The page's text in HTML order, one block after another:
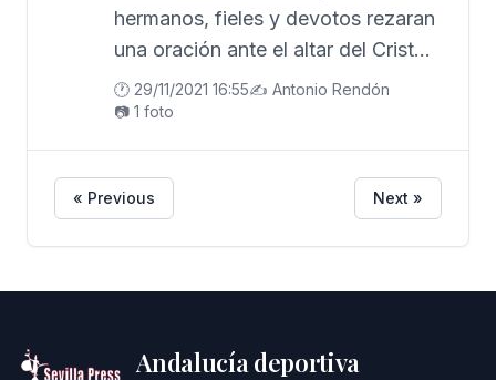
hermanos, fieles y devotos rezaran
una oración ante el altar del Cristo
del Buen Fin,
🕐 29/11/2021 16:55✍️ Antonio Rendón
📷 1 foto
« Previous Next »
Andalucía deportiva